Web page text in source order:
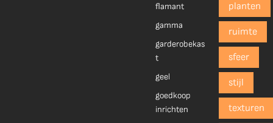
flamant
gamma
garderobekas
t
geel
goedkoop
inrichten
planten
ruimte
sfeer
stijl
texturen